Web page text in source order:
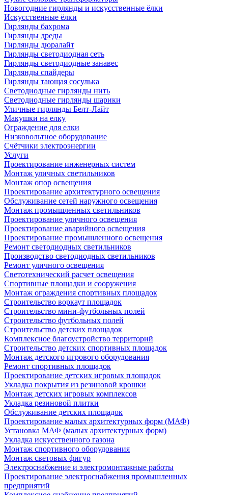
Новогодние гирлянды и искусственные ёлки
Искусственные ёлки
Гирлянды бахрома
Гирлянды дреды
Гирлянды дюралайт
Гирлянды светодиодная сеть
Гирлянды светодиодные занавес
Гирлянды спайдеры
Гирлянды тающая сосулька
Светодиодные гирлянды нить
Светодиодные гирлянды шарики
Уличные гирлянды Белт-Лайт
Макушки на елку
Ограждение для елки
Низковольтное оборудование
Счётчики электроэнергии
Услуги
Проектирование инженерных систем
Монтаж уличных светильников
Монтаж опор освещения
Проектирование архитектурного освещения
Обслуживание сетей наружного освещения
Монтаж промышленных светильников
Проектирование уличного освещения
Проектирование аварийного освещения
Проектирование промышленного освещения
Ремонт светодиодных светильников
Производство светодиодных светильников
Ремонт уличного освещения
Светотехнический расчет освещения
Спортивные площадки и сооружения
Монтаж ограждения спортивных площадок
Строительство воркаут площадок
Строительство мини-футбольных полей
Строительство футбольных полей
Строительство детских площадок
Комплексное благоустройство территорий
Строительство детских спортивных площадок
Монтаж детского игрового оборудования
Ремонт спортивных площадок
Проектирование детских игровых площадок
Укладка покрытия из резиновой крошки
Монтаж детских игровых комплексов
Укладка резиновой плитки
Обслуживание детских площадок
Проектирование малых архитектурных форм (МАФ)
Установка МАФ (малых архитектурных форм)
Укладка искусственного газона
Монтаж спортивного оборудования
Монтаж световых фигур
Электроснабжение и электромонтажные работы
Проектирование электроснабжения промышленных
предприятий